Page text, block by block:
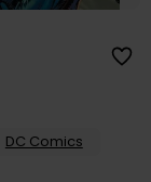
DC Comics